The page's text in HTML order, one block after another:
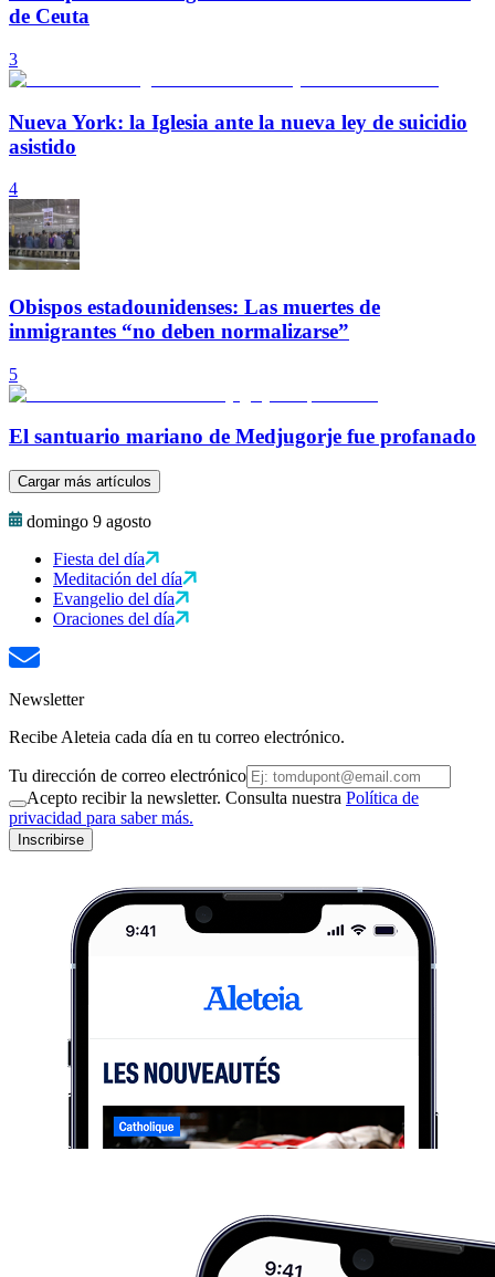
de Ceuta
3
Nueva York: la Iglesia ante la nueva ley de suicidio
asistido
4
Obispos estadounidenses: Las muertes de
inmigrantes “no deben normalizarse”
5
El santuario mariano de Medjugorje fue profanado
Cargar más artículos
domingo 9 agosto
Fiesta del día
Meditación del día
Evangelio del día
Oraciones del día
Newsletter
Recibe Aleteia cada día en tu correo electrónico.
Tu dirección de correo electrónico
Acepto recibir la newsletter. Consulta nuestra Política de
privacidad para saber más.
Inscribirse